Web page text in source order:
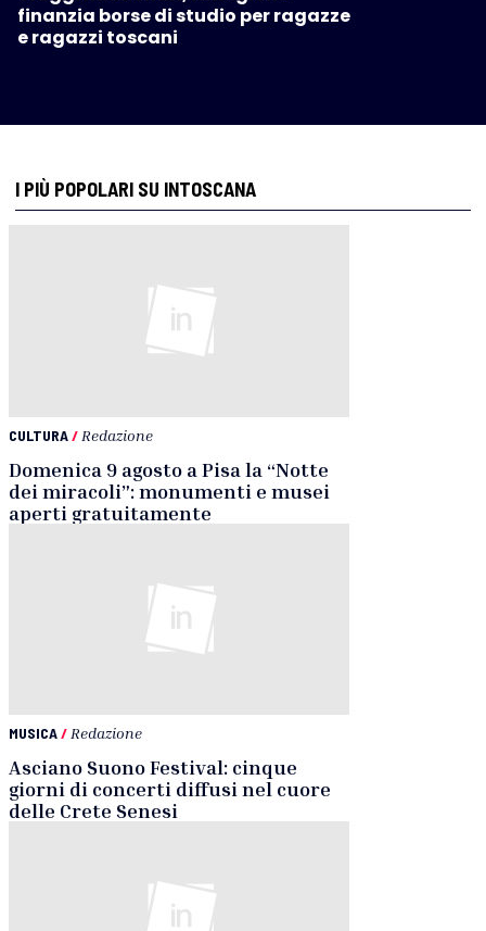
finanzia borse di studio per ragazze
e ragazzi toscani
I PIÙ POPOLARI SU INTOSCANA
CULTURA/ Redazione
Domenica 9 agosto a Pisa la “Notte
dei miracoli”: monumenti e musei
aperti gratuitamente
MUSICA/ Redazione
Asciano Suono Festival: cinque
giorni di concerti diffusi nel cuore
delle Crete Senesi